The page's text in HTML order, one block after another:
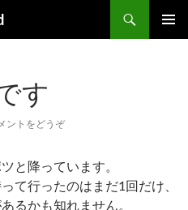
す
ントをどうぞ
と降っています。
て行ったのはまだ1回だけ、
るかも知れません。